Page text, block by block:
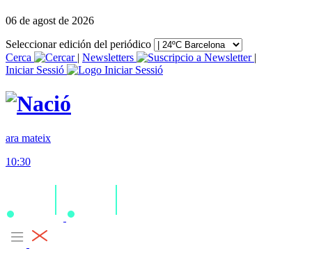
06 de agost de 2026
Seleccionar edición del periódico
Cerca
| Newsletters
|
Iniciar Sessió
ara mateix
10:30